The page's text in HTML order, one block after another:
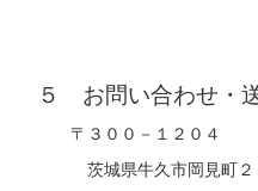
５ お問い合わせ・
〒３００－１２０４
茨城県牛久市岡見町２